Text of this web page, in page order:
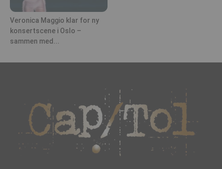
Veronica Maggio klar for ny
konsertscene i Oslo –
sammen med...